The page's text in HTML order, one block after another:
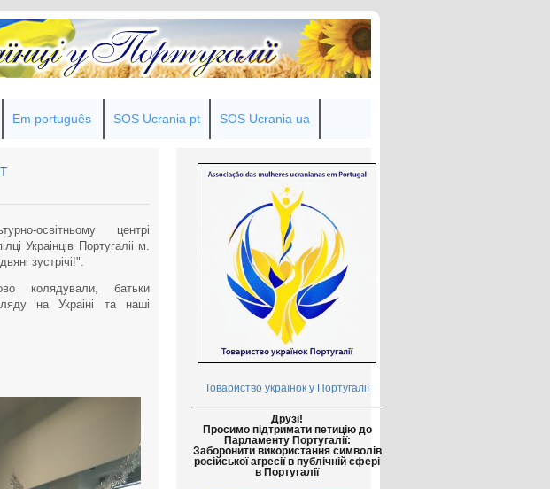
Em português SOS Ucrania pt SOS Ucrania ua
освітньому центрі
Украінців Португаліі м.
зустрічі!".
колядували, батьки
на Украіні та наші
Товариство українок у Португалії
Друзі!
Просимо підтримати петицію до
Парламенту Португалії:
Заборонити використання символів
російської агресії в публічній сфері
в Португалії